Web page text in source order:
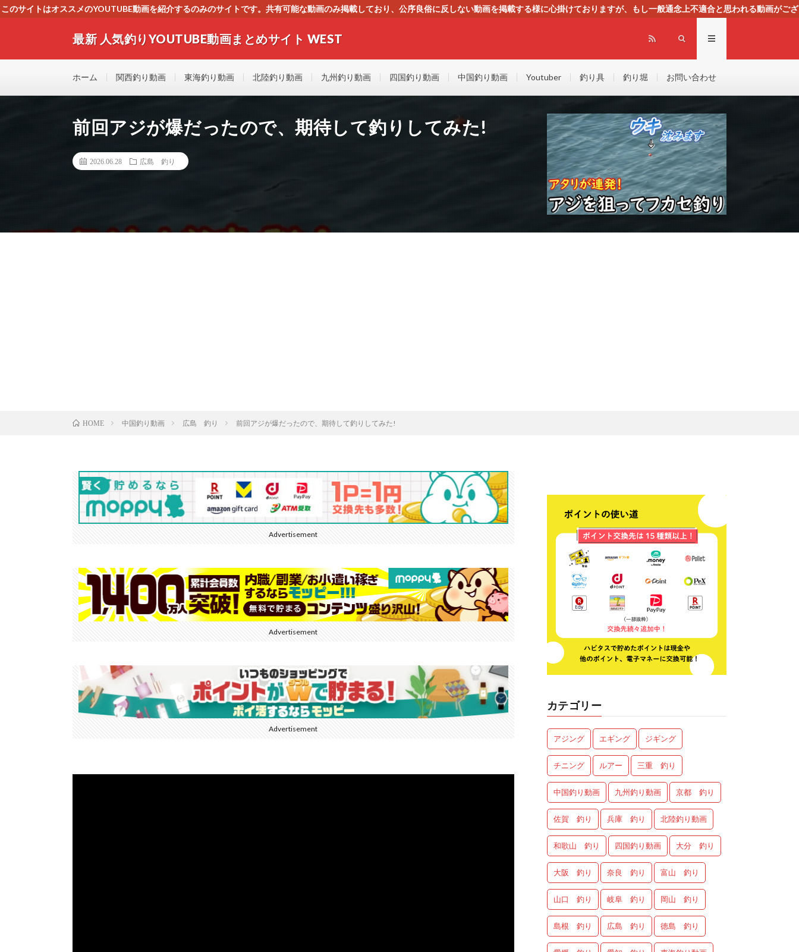
このサイトはオススメのYOUTUBE動画を紹介するのみのサイトです。共有可能な動画のみ掲載しており、公序良俗に反しない動画を掲載する様に心掛けておりますが、もし一般通念上不適合と思われる動画がござ
最新 人気釣りYOUTUBE動画まとめサイト WEST
す！！
ホーム 関西釣り動画 東海釣り動画 北陸釣り動画 九州釣り動画 四国釣り動画 中国釣り動画 Youtuber 釣り具 釣り堀 お問い合わせ
前回アジが爆だったので、期待して釣りしてみた!
2026.06.28 広島 釣り
HOME 中国釣り動画 広島 釣り 前回アジが爆だったので、期待して釣りしてみた!
Advertisement
Advertisement
Advertisement
カテゴリー
アジング エギング ジギング
チニング ルアー 三重 釣り
中国釣り動画 九州釣り動画 京都 釣り
佐賀 釣り 兵庫 釣り 北陸釣り動画
和歌山 釣り 四国釣り動画 大分 釣り
大阪 釣り 奈良 釣り 富山 釣り
山口 釣り 岐阜 釣り 岡山 釣り
島根 釣り 広島 釣り 徳島 釣り